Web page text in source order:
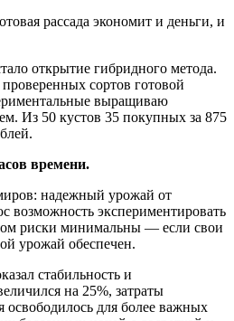
рассада экономит и деньги, и
открытие гибридного метода.
сортов готовой
выращиваю
Из 50 кустов 35 покупных за 875
времени.
надежный урожай от
возможность экспериментировать
риски минимальны — если свои
урожай обеспечен.
стабильность и
на 25%, затраты
освободилось для более важных